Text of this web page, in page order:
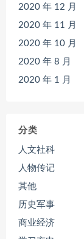
2020 年 12 月
2020 年 11 月
2020 年 10 月
2020 年 8 月
2020 年 1 月
分类
人文社科
人物传记
其他
历史军事
商业经济